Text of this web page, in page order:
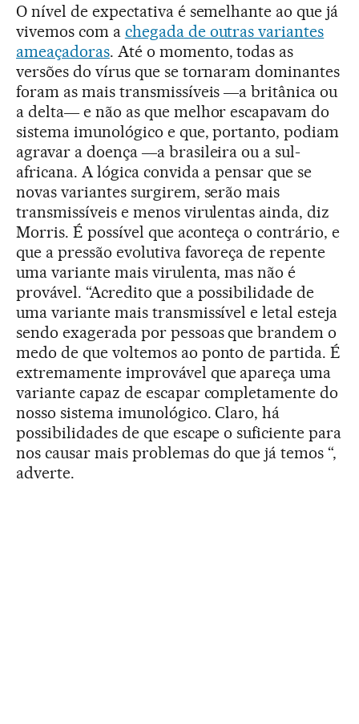
O nível de expectativa é semelhante ao que já
vivemos com a chegada de outras variantes
ameaçadoras. Até o momento, todas as
versões do vírus que se tornaram dominantes
foram as mais transmissíveis ―a britânica ou
a delta― e não as que melhor escapavam do
sistema imunológico e que, portanto, podiam
agravar a doença ―a brasileira ou a sul-
africana. A lógica convida a pensar que se
novas variantes surgirem, serão mais
transmissíveis e menos virulentas ainda, diz
Morris. É possível que aconteça o contrário, e
que a pressão evolutiva favoreça de repente
uma variante mais virulenta, mas não é
provável. “Acredito que a possibilidade de
uma variante mais transmissível e letal esteja
sendo exagerada por pessoas que brandem o
medo de que voltemos ao ponto de partida. É
extremamente improvável que apareça uma
variante capaz de escapar completamente do
nosso sistema imunológico. Claro, há
possibilidades de que escape o suficiente para
nos causar mais problemas do que já temos “,
adverte.